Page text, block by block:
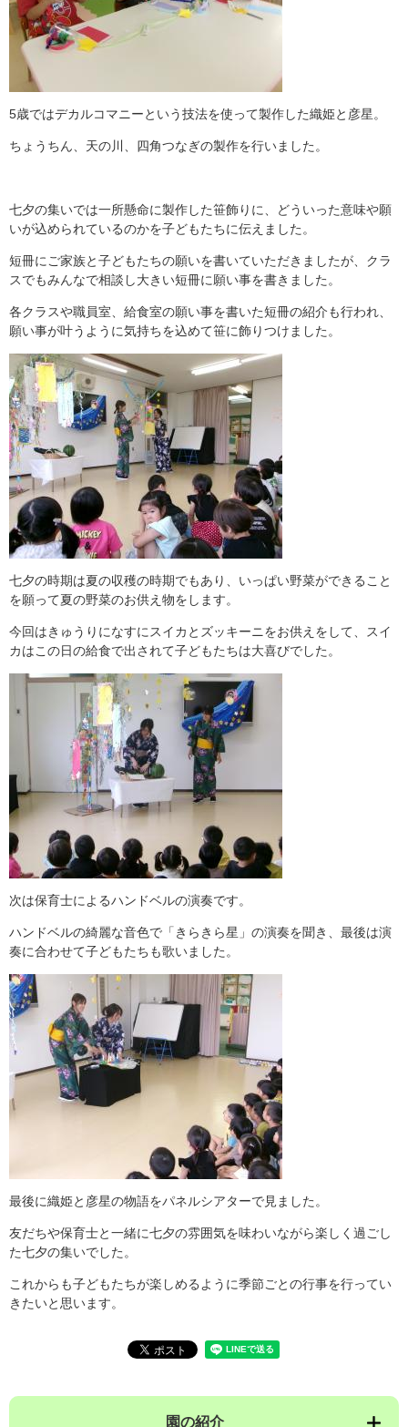
5歳ではデカルコマニーという技法を使って製作した織姫と彦星。
ちょうちん、天の川、四角つなぎの製作を行いました。
七夕の集いでは一所懸命に製作した笹飾りに、どういった意味や願
いが込められているのかを子どもたちに伝えました。
短冊にご家族と子どもたちの願いを書いていただきましたが、クラ
スでもみんなで相談し大きい短冊に願い事を書きました。
各クラスや職員室、給食室の願い事を書いた短冊の紹介も行われ、
願い事が叶うように気持ちを込めて笹に飾りつけました。
七夕の時期は夏の収穫の時期でもあり、いっぱい野菜ができること
を願って夏の野菜のお供え物をします。
今回はきゅうりになすにスイカとズッキーニをお供えをして、スイ
カはこの日の給食で出されて子どもたちは大喜びでした。
次は保育士によるハンドベルの演奏です。
ハンドベルの綺麗な音色で「きらきら星」の演奏を聞き、最後は演
奏に合わせて子どもたちも歌いました。
最後に織姫と彦星の物語をパネルシアターで見ました。
友だちや保育士と一緒に七夕の雰囲気を味わいながら楽しく過ごし
た七夕の集いでした。
これからも子どもたちが楽しめるように季節ごとの行事を行ってい
きたいと思います。
園の紹介